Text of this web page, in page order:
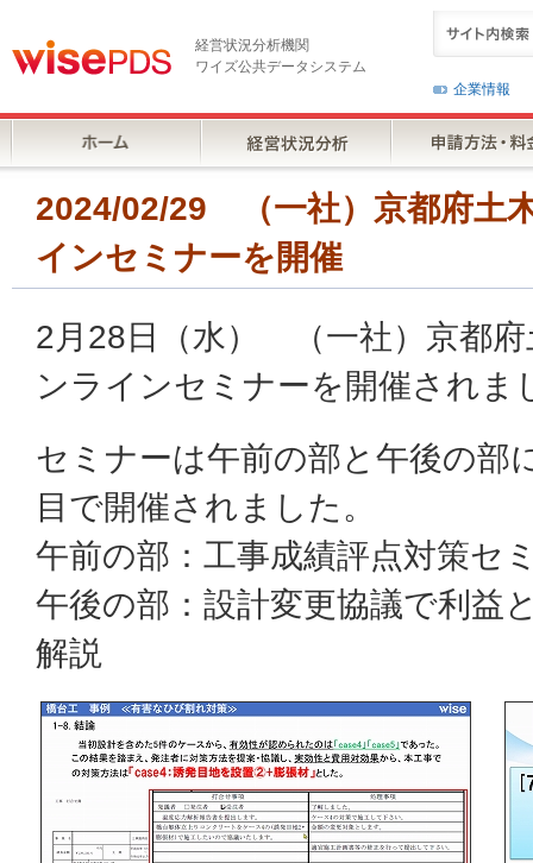
経営状況分析機関
ワイズ公共データシステム
企業情報
2024/02/29 （一社）京都府土
インセミナーを開催
2月28日（水） （一社）京都府
ンラインセミナーを開催されま
セミナーは午前の部と午後の部
目で開催されました。
午前の部：工事成績評点対策セ
午後の部：設計変更協議で利益
解説